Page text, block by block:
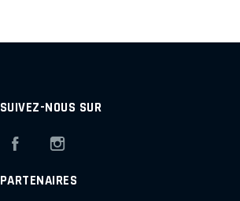
SUIVEZ-NOUS SUR
Facebook
PARTENAIRES